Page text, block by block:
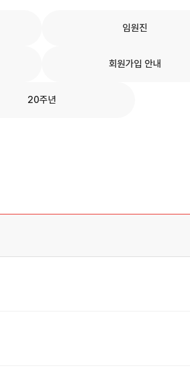
임원진
회원가입 안내
20주년